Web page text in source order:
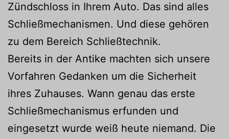
Zündschloss in Ihrem Auto. Das sind alles
Schließmechanismen. Und diese gehören
zu dem Bereich Schließtechnik.
Bereits in der Antike machten sich unsere
Vorfahren Gedanken um die Sicherheit
ihres Zuhauses. Wann genau das erste
Schließmechanismus erfunden und
eingesetzt wurde weiß heute niemand. Die